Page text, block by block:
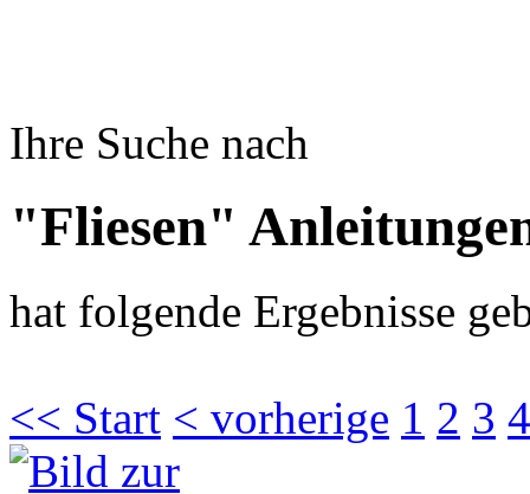
Ihre Suche nach
"Fliesen"
hat folgende Ergebnisse
<< Start < vorherige 1 2 3 4